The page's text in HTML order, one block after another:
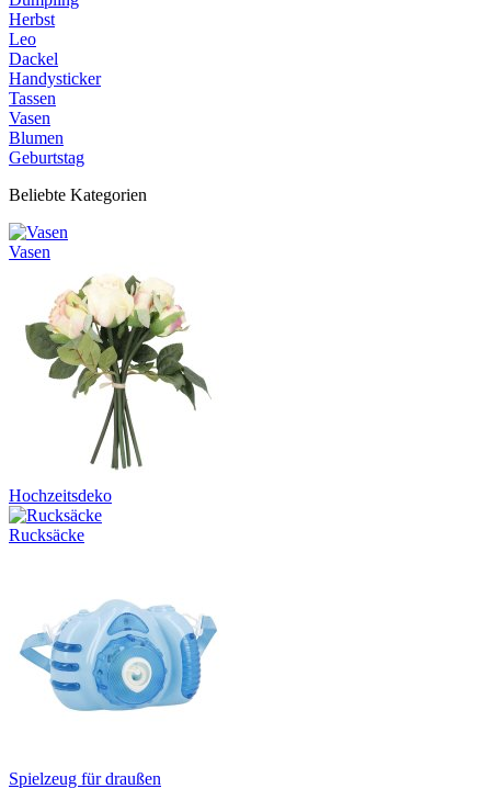
Herbst
Leo
Dackel
Handysticker
Tassen
Vasen
Blumen
Geburtstag
Beliebte Kategorien
Vasen
Hochzeitsdeko
Rucksäcke
Spielzeug für draußen